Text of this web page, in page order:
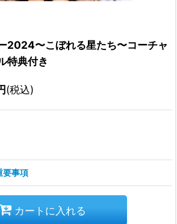
2024〜こぼれる星たち〜コーチャ
特典付き
(税込)
要事項
カートに入れる